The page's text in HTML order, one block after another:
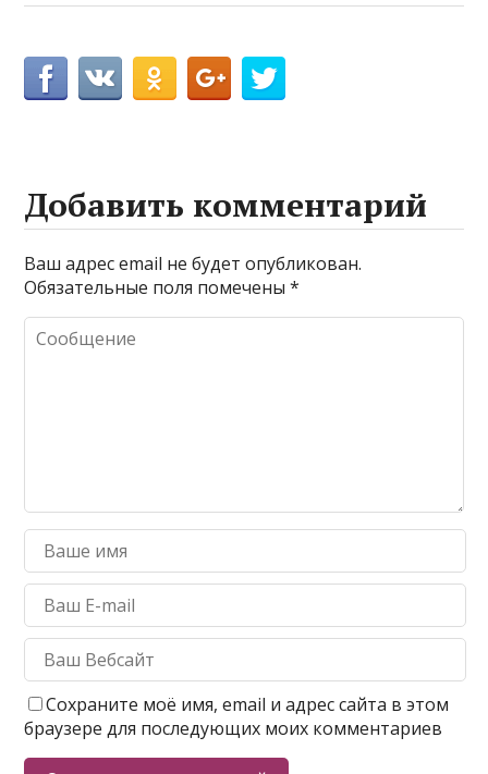
Добавить комментарий
Ваш адрес email не будет опубликован.
Обязательные поля помечены*
Сохраните моё имя, email и адрес сайта в этом
браузере для последующих моих комментариев